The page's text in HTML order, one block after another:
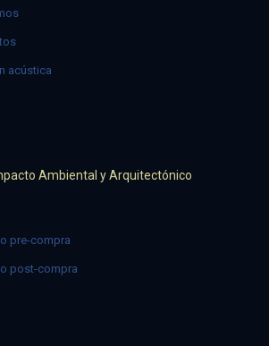
acústica
Ambiental y Arquitectónico
pre-compra
post-compra